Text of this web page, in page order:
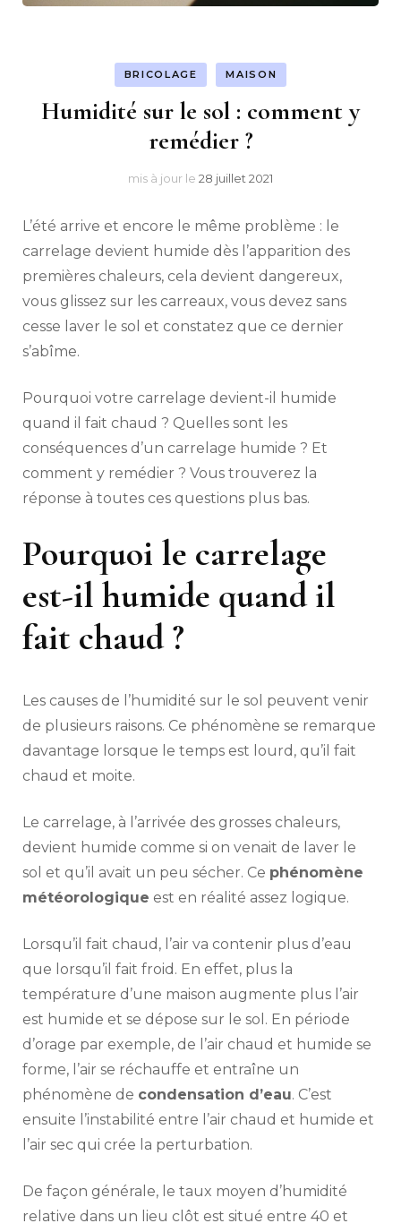
BRICOLAGE MAISON
Humidité sur le sol : comment y
remédier ?
mis à jour le 28 juillet 2021
L’été arrive et encore le même problème : le
carrelage devient humide dès l’apparition des
premières chaleurs, cela devient dangereux,
vous glissez sur les carreaux, vous devez sans
cesse laver le sol et constatez que ce dernier
s’abîme.
Pourquoi votre carrelage devient-il humide
quand il fait chaud ? Quelles sont les
conséquences d’un carrelage humide ? Et
comment y remédier ? Vous trouverez la
réponse à toutes ces questions plus bas.
Pourquoi le carrelage
est-il humide quand il
fait chaud ?
Les causes de l’humidité sur le sol peuvent venir
de plusieurs raisons. Ce phénomène se remarque
davantage lorsque le temps est lourd, qu’il fait
chaud et moite.
Le carrelage, à l’arrivée des grosses chaleurs,
devient humide comme si on venait de laver le
sol et qu’il avait un peu sécher. Ce phénomène
météorologique est en réalité assez logique.
Lorsqu’il fait chaud, l’air va contenir plus d’eau
que lorsqu’il fait froid. En effet, plus la
température d’une maison augmente plus l’air
est humide et se dépose sur le sol. En période
d’orage par exemple, de l’air chaud et humide se
forme, l’air se réchauffe et entraîne un
phénomène de condensation d’eau. C’est
ensuite l’instabilité entre l’air chaud et humide et
l’air sec qui crée la perturbation.
De façon générale, le taux moyen d’humidité
relative dans un lieu clôt est situé entre 40 et